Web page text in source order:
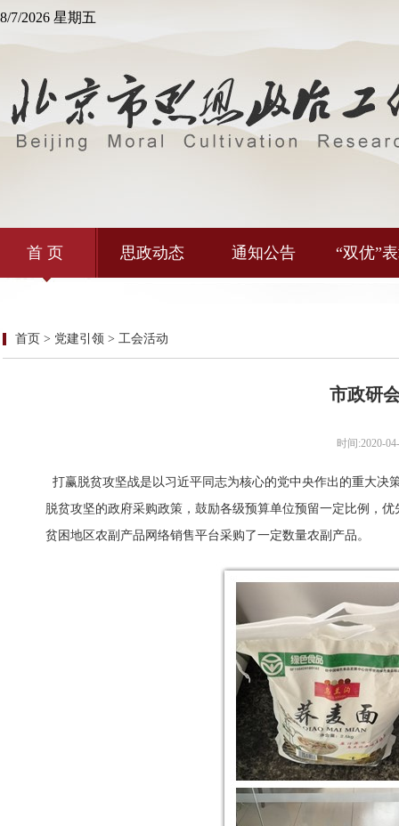
8/7/2026 星期五
首 页 思政动态 通知公告 “双优”
首页 > 党建引领 > 工会活动
市政研
时间:2020-
打赢脱贫攻坚战是以习近平同志为核心的党中央作出的重大
脱贫攻坚的政府采购政策，鼓励各级预算单位预留一定比例，
贫困地区农副产品网络销售平台采购了一定数量农副产品。